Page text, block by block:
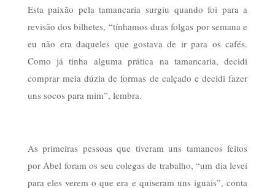
Esta paixão pela tamancaria surgiu quando foi para a
revisão dos bilhetes, “tínhamos duas folgas por semana e
eu não era daqueles que gostava de ir para os cafés.
Como já tinha alguma prática na tamancaria, decidi
comprar meia dúzia de formas de calçado e decidi fazer
uns socos para mim”, lembra.
As primeiras pessoas que tiveram uns tamancos feitos
por Abel foram os seu colegas de trabalho, “um dia levei
para eles verem o que era e quiseram uns iguais”, conta